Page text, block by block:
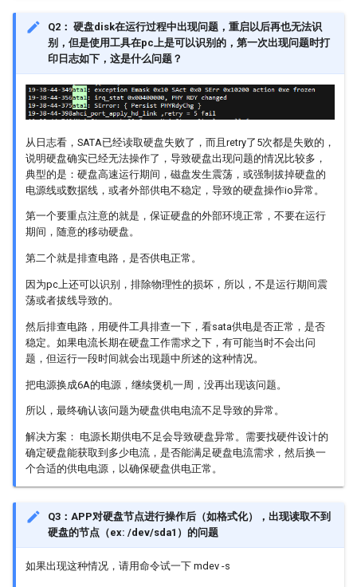
SNR
SRC
SYS
VDISP
VENC
VIF
Q2： 硬盘disk在运行过程中出现问题，重启以后再也无法识
别，但是使用工具在pc上是可以识别的，第一次出现问题时打
印日志如下，这是什么问题？
从日志看，SATA已经读取硬盘失败了，而且retry了5次都是失败的，
说明硬盘确实已经无法操作了，导致硬盘出现问题的情况比较多，
典型的是：硬盘高速运行期间，磁盘发生震荡，或强制拔掉硬盘的
电源线或数据线，或者外部供电不稳定，导致的硬盘操作io异常。
第一个要重点注意的就是，保证硬盘的外部环境正常，不要在运行
期间，随意的移动硬盘。
第二个就是排查电路，是否供电正常。
因为pc上还可以识别，排除物理性的损坏，所以，不是运行期间震
荡或者拔线导致的。
然后排查电路，用硬件工具排查一下，看sata供电是否正常，是否
稳定。如果电流长期在硬盘工作需求之下，有可能当时不会出问
题，但运行一段时间就会出现题中所述的这种情况。
把电源换成6A的电源，继续煲机一周，没再出现该问题。
所以，最终确认该问题为硬盘供电电流不足导致的异常。
解决方案： 电源长期供电不足会导致硬盘异常。需要找硬件设计的
确定硬盘能获取到多少电流，是否能满足硬盘电流需求，然后换一
个合适的供电电源，以确保硬盘供电正常。
Q3：APP对硬盘节点进行操作后（如格式化），出现读取不到
硬盘的节点（ex: /dev/sda1）的问题
如果出现这种情况，请用命令试一下 mdev -s